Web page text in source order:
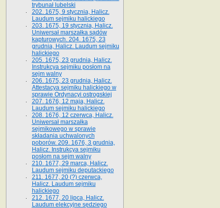
trybunał lubelski
202. 1675, 9 stycznia, Halicz.
Laudum sejmiku halickiego
203. 1675, 19 stycznia, Halicz.
Uniwersał marszałka sądów
kapturowych. 204. 1675, 23
grudnia, Halicz. Laudum sejmiku
halickiego
205. 1675, 23 grudnia, Halicz.
Instrukcya sejmiku posłom na
sejm walny
206. 1675, 23 grudnia, Halicz.
Attestacya sejmiku halickiego w
sprawie Ordynacyi ostrogskiej
207. 1676, 12 maja, Halicz.
Laudum sejmiku halickiego
208. 1676, 12 czerwca, Halicz.
Uniwersał marszałka
sejmikowego w sprawie
składania uchwalonych
poborów. 209. 1676, 3 grudnia,
Halicz. Instrukcya sejmiku
posłom na sejm walny
210. 1677, 29 marca, Halicz.
Laudum sejmiku deputackiego
211. 1677, 20 (?) czerwca,
Halicz. Laudum sejmiku
halickiego
212. 1677, 20 lipca, Halicz.
Laudum elekcyjne sędziego